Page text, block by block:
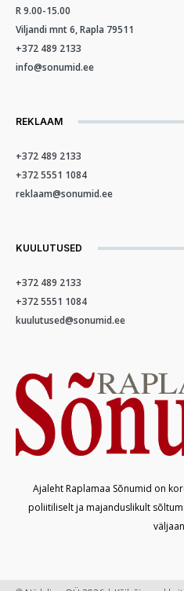
R 9.00-15.00
Viljandi mnt 6, Rapla 79511
+372 489 2133
info@sonumid.ee
REKLAAM
+372 489 2133
+372 5551 1084
reklaam@sonumid.ee
KUULUTUSED
+372 489 2133
+372 5551 1084
kuulutused@sonumid.ee
Ajaleht Raplamaa Sõnumid on
poliitiliselt ja majanduslikult